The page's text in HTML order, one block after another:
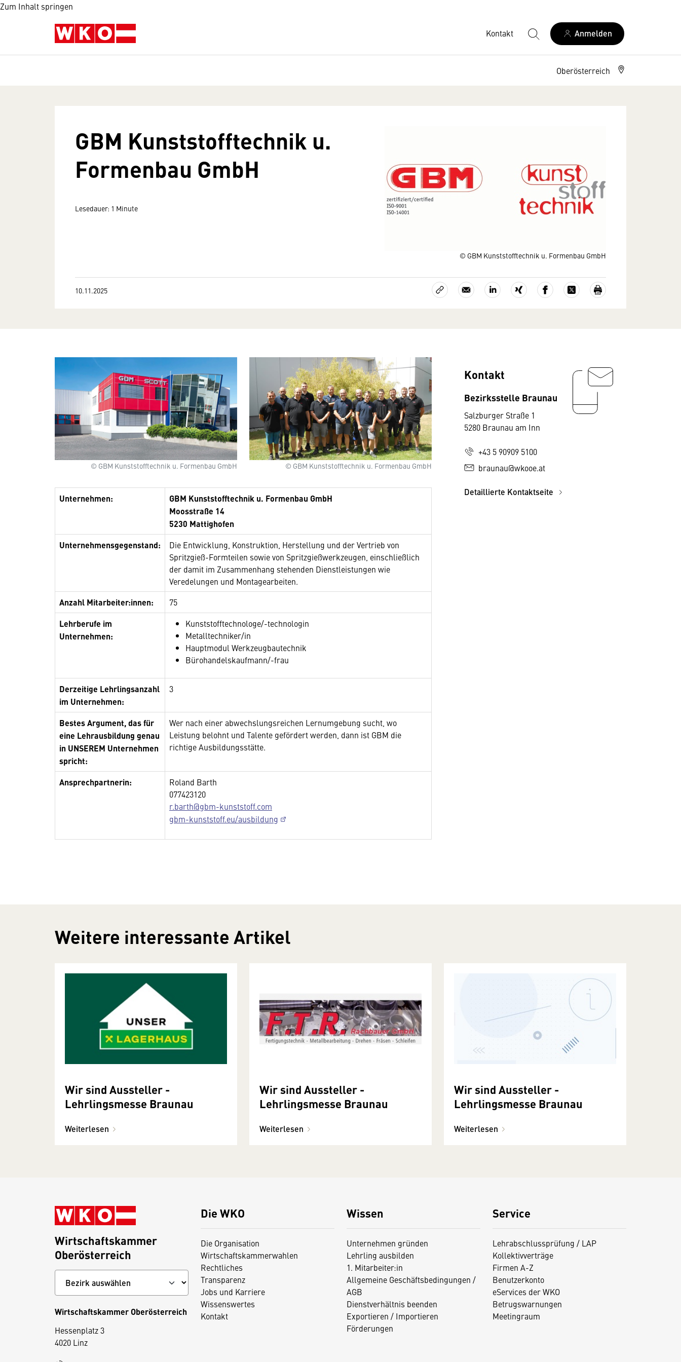
Zum Inhalt springen
Kontakt Anmelden
Oberösterreich
© GBM Kunststofftechnik u. Formenbau GmbH
GBM Kunststofftechnik u.
Formenbau GmbH
Lesedauer: 1 Minute
10.11.2025
© GBM Kunststofftechnik u. Formenbau GmbH © GBM Kunststofftechnik u. Formenbau GmbH
Unternehmen:
GBM Kunststofftechnik u. Formenbau GmbH
Moosstraße 14
5230 Mattighofen
Unternehmensgegenstand:
Die Entwicklung, Konstruktion, Herstellung und der Vertrieb von
Spritzgieß-Formteilen sowie von Spritzgießwerkzeugen, einschließlich
der damit im Zusammenhang stehenden Dienstleistungen wie
Veredelungen und Montagearbeiten.
Anzahl Mitarbeiter:innen: 75
Lehrberufe im
Unternehmen:
Kunststofftechnologe/-technologin
Metalltechniker/in
Hauptmodul Werkzeugbautechnik
Bürohandelskaufmann/-frau
Derzeitige Lehrlingsanzahl
im Unternehmen:
3
Bestes Argument, das für
eine Lehrausbildung genau
in UNSEREM Unternehmen
spricht:
Wer nach einer abwechslungsreichen Lernumgebung sucht, wo
Leistung belohnt und Talente gefördert werden, dann ist GBM die
richtige Ausbildungsstätte.
Ansprechpartnerin:
Roland Barth
077423120
r.barth@gbm-kunststoff.com
gbm-kunststoff.eu/ausbildung
Kontakt
Bezirksstelle Braunau
Salzburger Straße 1
5280 Braunau am Inn
+43 5 90909 5100
braunau@wkooe.at
Detaillierte Kontaktseite
Weitere interessante Artikel
Wir sind Aussteller -
Lehrlingsmesse Braunau
Weiterlesen
Wir sind Aussteller -
Lehrlingsmesse Braunau
Weiterlesen
Wir sind Aussteller -
Lehrlingsmesse Braunau
Weiterlesen
Die WKO
Die Organisation
Wirtschaftskammerwahlen
Rechtliches
Transparenz
Jobs und Karriere
Wissenswertes
Kontakt
Wissen
Unternehmen gründen
Lehrling ausbilden
1. Mitarbeiter:in
Allgemeine Geschäftsbedingungen /
AGB
Dienstverhältnis beenden
Exportieren / Importieren
Förderungen
Service
Lehrabschlussprüfung / LAP
Kollektivverträge
Firmen A-Z
Benutzerkonto
eServices der WKO
Betrugswarnungen
Meetingraum
Wirtschaftskammer
Oberösterreich
Wirtschaftskammer Oberösterreich
Hessenplatz 3
4020 Linz